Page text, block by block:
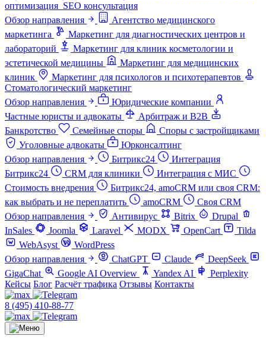
оптимизация SEO консультация
Обзор направления
Агентство медицинского
маркетинга
Маркетинг для диагностических центров и
лабораторий
Маркетинг для клиник косметологии и
эстетической медицины
Маркетинг для медицинских
клиник
Маркетинг для психологов и психотерапевтов
Стоматологический маркетинг
Обзор направления
Юридические компании
Частные юристы и адвокаты
Арбитраж и B2B
Банкротство
Семейные споры
Споры с застройщиками
Уголовные адвокаты
Юрконсалтинг
Обзор направления
Битрикс24
Интеграция
Битрикс24
CRM для клиники
Интеграция с МИС
Стоимость внедрения
Битрикс24, amoCRM или своя CRM:
как выбрать и не переплатить
amoCRM
Своя CRM
Обзор направления
Антивирус Bitrix
Drupal
InSales
Joomla Laravel MODX OpenCart
Tilda
WebAsyst
WordPress
Обзор направления
ChatGPT Claude
DeepSeek
GigaChat
Google AI Overview Yandex AI
Perplexity
Кейсы Блог Расчёт трафика Отзывы Контакты
8 (495) 410-88-77